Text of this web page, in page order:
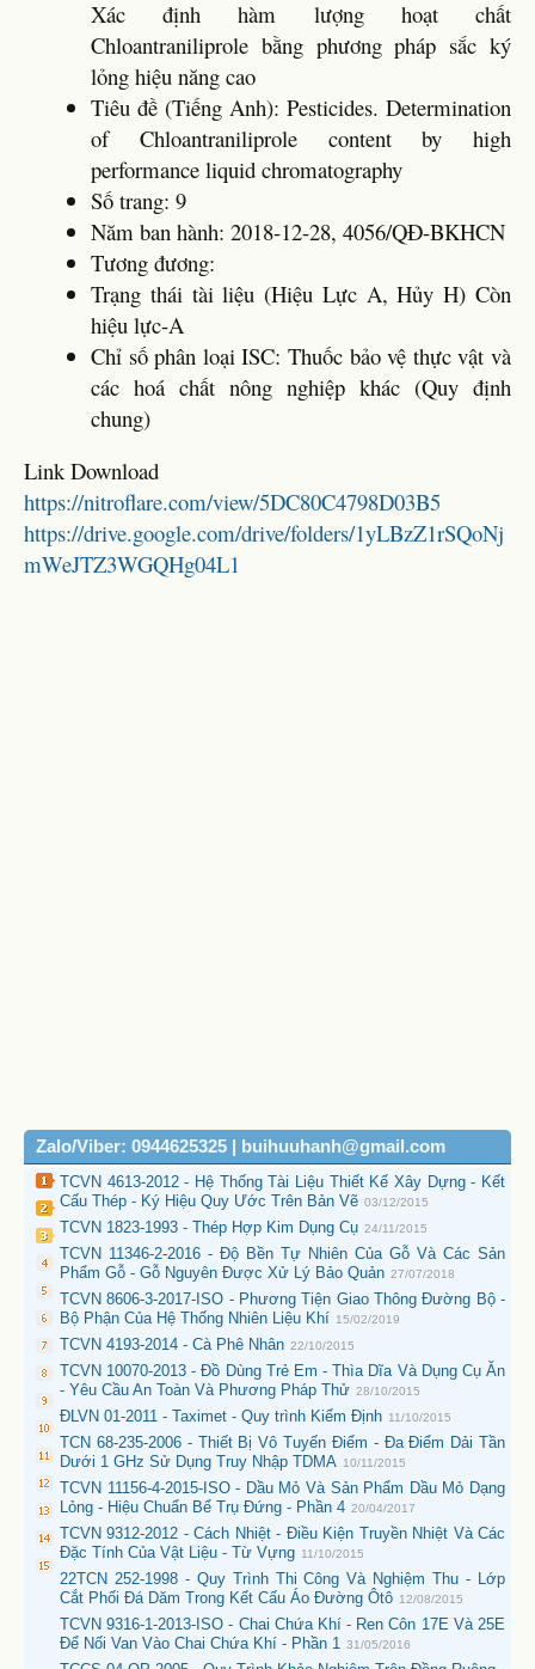
Xác định hàm lượng hoạt chất
Chloantraniliprole bằng phương pháp sắc ký
lỏng hiệu năng cao
Tiêu đề (Tiếng Anh): Pesticides. Determination
of Chloantraniliprole content by high
performance liquid chromatography
Số trang: 9
Năm ban hành: 2018-12-28, 4056/QĐ-BKHCN
Tương đương:
Trạng thái tài liệu (Hiệu Lực A, Hủy H) Còn
hiệu lực-A
Chỉ số phân loại ISC: Thuốc bảo vệ thực vật và
các hoá chất nông nghiệp khác (Quy định
chung)
Link Download
https://nitroflare.com/view/5DC80C4798D03B5
https://drive.google.com/drive/folders/1yLBzZ1rSQoNj
mWeJTZ3WGQHg04L1
Zalo/Viber: 0944625325 | buihuuhanh@gmail.com
TCVN 4613-2012 - Hệ Thống Tài Liệu Thiết Kế Xây Dựng - Kết
Cấu Thép - Ký Hiệu Quy Ước Trên Bản Vẽ 03/12/2015
TCVN 1823-1993 - Thép Hợp Kim Dụng Cụ 24/11/2015
TCVN 11346-2-2016 - Độ Bền Tự Nhiên Của Gỗ Và Các Sản
Phẩm Gỗ - Gỗ Nguyên Được Xử Lý Bảo Quản 27/07/2018
TCVN 8606-3-2017-ISO - Phương Tiện Giao Thông Đường Bộ -
Bộ Phận Của Hệ Thống Nhiên Liệu Khí 15/02/2019
TCVN 4193-2014 - Cà Phê Nhân 22/10/2015
TCVN 10070-2013 - Đồ Dùng Trẻ Em - Thìa Dĩa Và Dụng Cụ Ăn
- Yêu Cầu An Toàn Và Phương Pháp Thử 28/10/2015
ĐLVN 01-2011 - Taximet - Quy trình Kiểm Định 11/10/2015
TCN 68-235-2006 - Thiết Bị Vô Tuyến Điểm - Đa Điểm Dải Tần
Dưới 1 GHz Sử Dụng Truy Nhập TDMA 10/11/2015
TCVN 11156-4-2015-ISO - Dầu Mỏ Và Sản Phẩm Dầu Mỏ Dạng
Lỏng - Hiệu Chuẩn Bể Trụ Đứng - Phần 4 20/04/2017
TCVN 9312-2012 - Cách Nhiệt - Điều Kiện Truyền Nhiệt Và Các
Đặc Tính Của Vật Liệu - Từ Vựng 11/10/2015
22TCN 252-1998 - Quy Trình Thi Công Và Nghiệm Thu - Lớp
Cắt Phối Đá Dăm Trong Kết Cấu Áo Đường Ôtô 12/08/2015
TCVN 9316-1-2013-ISO - Chai Chứa Khí - Ren Côn 17E Và 25E
Để Nối Van Vào Chai Chứa Khí - Phần 1 31/05/2016